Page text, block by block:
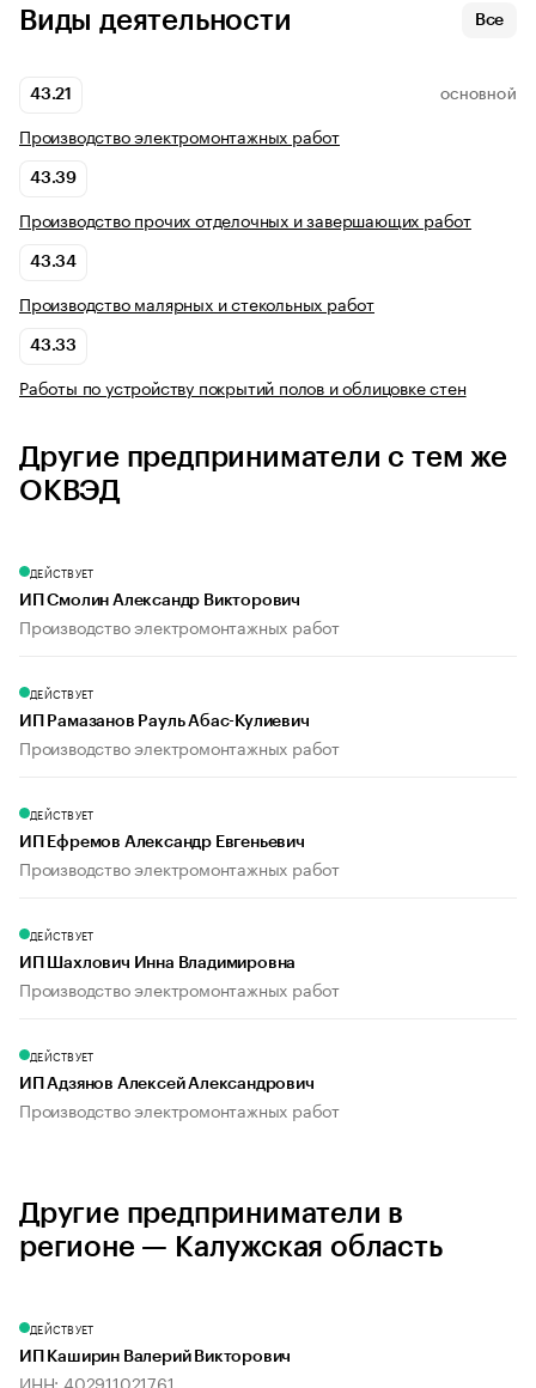
Виды деятельности Все
43.21 ОСНОВНОЙ
Производство электромонтажных работ
43.39
Производство прочих отделочных и завершающих работ
43.34
Производство малярных и стекольных работ
43.33
Работы по устройству покрытий полов и облицовке стен
Другие предприниматели с тем же
ОКВЭД
ДЕЙСТВУЕТ
ИП Смолин Александр Викторович
Производство электромонтажных работ
ДЕЙСТВУЕТ
ИП Рамазанов Рауль Абас-Кулиевич
Производство электромонтажных работ
ДЕЙСТВУЕТ
ИП Ефремов Александр Евгеньевич
Производство электромонтажных работ
ДЕЙСТВУЕТ
ИП Шахлович Инна Владимировна
Производство электромонтажных работ
ДЕЙСТВУЕТ
ИП Адзянов Алексей Александрович
Производство электромонтажных работ
Другие предприниматели в
регионе — Калужская область
ДЕЙСТВУЕТ
ИП Каширин Валерий Викторович
ИНН: 402911021761